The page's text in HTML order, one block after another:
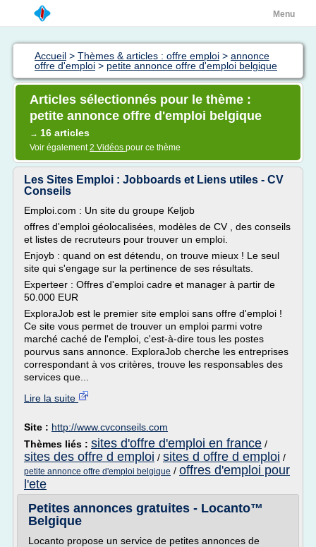
Menu
Accueil > Thèmes & articles : offre emploi > annonce
offre d'emploi > petite annonce offre d'emploi belgique
Articles sélectionnés pour le thème :
petite annonce offre d'emploi belgique
→ 16 articles
Voir également2 Vidéos pour ce thème
Les Sites Emploi : Jobboards et Liens utiles - CV
Conseils
Emploi.com : Un site du groupe Keljob
offres d'emploi géolocalisées, modèles de CV , des conseils
et listes de recruteurs pour trouver un emploi.
Enjoyb : quand on est détendu, on trouve mieux ! Le seul
site qui s'engage sur la pertinence de ses résultats.
Experteer : Offres d'emploi cadre et manager à partir de
50.000 EUR
ExploraJob est le premier site emploi sans offre d'emploi !
Ce site vous permet de trouver un emploi parmi votre
marché caché de l'emploi, c'est-à-dire tous les postes
pourvus sans annonce. ExploraJob cherche les entreprises
correspondant à vos critères, trouve les responsables des
services que...
Lire la suite
Site : http://www.cvconseils.com
Thèmes liés : sites d'offre d'emploi en france /
sites des offre d emploi / sites d offre d emploi /
petite annonce offre d'emploi belgique / offres d'emploi pour
l'ete
Petites annonces gratuites - Locanto™
Belgique
Locanto propose un service de petites annonces de